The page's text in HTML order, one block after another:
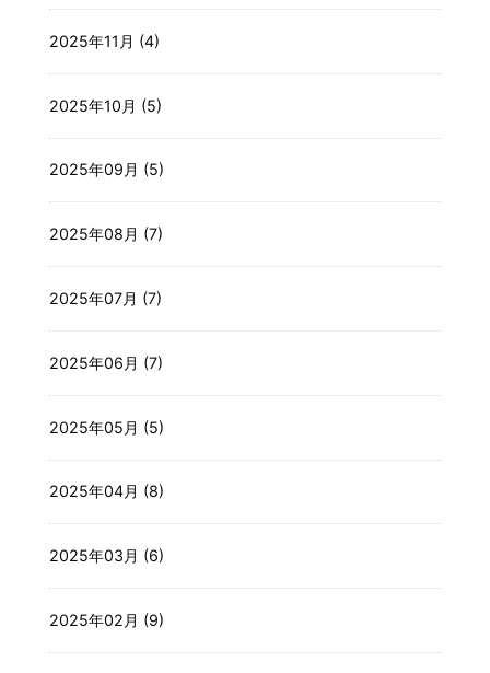
2025年11月 (4)
2025年10月 (5)
2025年09月 (5)
2025年08月 (7)
2025年07月 (7)
2025年06月 (7)
2025年05月 (5)
2025年04月 (8)
2025年03月 (6)
2025年02月 (9)